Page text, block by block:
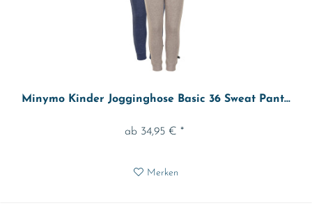
Minymo Kinder Jogginghose Basic 36 Sweat Pant...
ab 34,95 € *
Merken